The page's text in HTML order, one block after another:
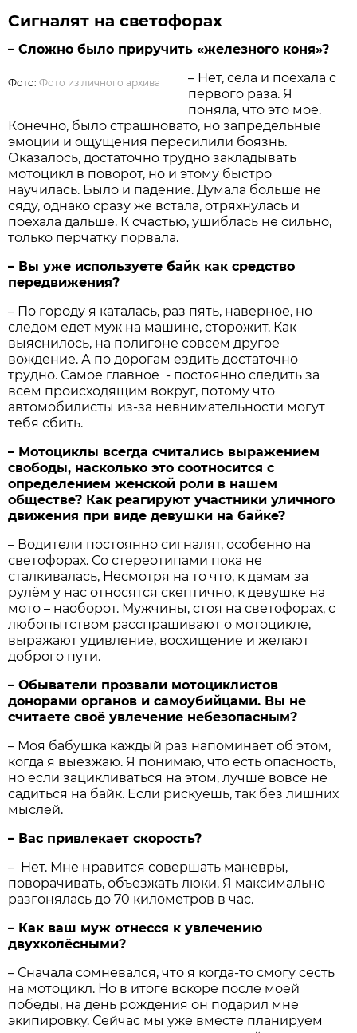
Сигналят на светофорах
– Сложно было приручить «железного коня»?
Фото:Фото из личного архива
– Нет, села и поехала с
первого раза. Я
поняла, что это моё.
Конечно, было страшновато, но запредельные
эмоции и ощущения пересилили боязнь.
Оказалось, достаточно трудно закладывать
мотоцикл в поворот, но и этому быстро
научилась. Было и падение. Думала больше не
сяду, однако сразу же встала, отряхнулась и
поехала дальше. К счастью, ушиблась не сильно,
только перчатку порвала.
– Вы уже используете байк как средство
передвижения?
– По городу я каталась, раз пять, наверное, но
следом едет муж на машине, сторожит. Как
выяснилось, на полигоне совсем другое
вождение. А по дорогам ездить достаточно
трудно. Самое главное - постоянно следить за
всем происходящим вокруг, потому что
автомобилисты из-за невнимательности могут
тебя сбить.
– Мотоциклы всегда считались выражением
свободы, насколько это соотносится с
определением женской роли в нашем
обществе? Как реагируют участники уличного
движения при виде девушки на байке?
– Водители постоянно сигналят, особенно на
светофорах. Со стереотипами пока не
сталкивалась, Несмотря на то что, к дамам за
рулём у нас относятся скептично, к девушке на
мото – наоборот. Мужчины, стоя на светофорах, с
любопытством расспрашивают о мотоцикле,
выражают удивление, восхищение и желают
доброго пути.
– Обыватели прозвали мотоциклистов
донорами органов и самоубийцами. Вы не
считаете своё увлечение небезопасным?
– Моя бабушка каждый раз напоминает об этом,
когда я выезжаю. Я понимаю, что есть опасность,
но если зацикливаться на этом, лучше вовсе не
садиться на байк. Если рискуешь, так без лишних
мыслей.
– Вас привлекает скорость?
– Нет. Мне нравится совершать маневры,
поворачивать, объезжать люки. Я максимально
разгонялась до 70 километров в час.
– Как ваш муж отнесся к увлечению
двухколёсными?
– Сначала сомневался, что я когда-то смогу сесть
на мотоцикл. Но в итоге вскоре после моей
победы, на день рождения он подарил мне
экипировку. Сейчас мы уже вместе планируем